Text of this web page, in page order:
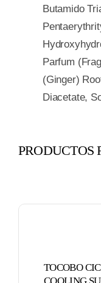
Butamido
Parfum
(Ginger)
Diacetate,
PRODUCTOS
TOCOBO